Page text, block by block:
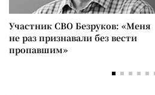
Участник СВО Безруков: «Меня
не раз признавали без вести
пропавшим»